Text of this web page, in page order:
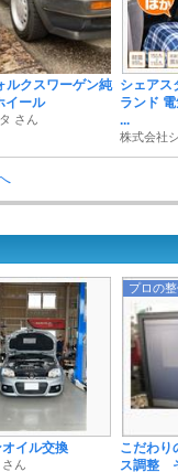
ルクスワーゲン純
イール
さん
シェアス
ランド
...
株式会社
イル交換
ん
プロの
こだわり
ス調整